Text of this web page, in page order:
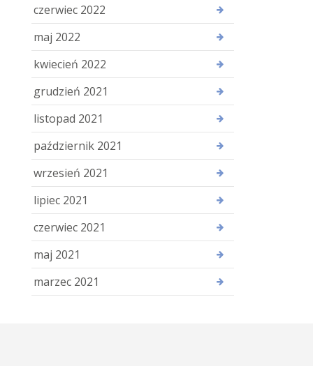
czerwiec 2022
maj 2022
kwiecień 2022
grudzień 2021
listopad 2021
październik 2021
wrzesień 2021
lipiec 2021
czerwiec 2021
maj 2021
marzec 2021